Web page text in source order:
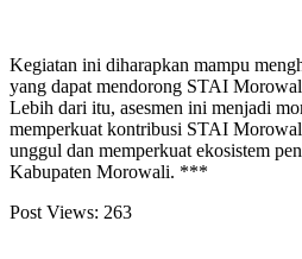
Kegiatan ini diharapkan mampu
yang dapat mendorong STAI
Lebih dari itu, asesmen ini menjadi
memperkuat kontribusi STAI
unggul dan memperkuat ekosistem
Kabupaten Morowali. ***
Post Views: 263